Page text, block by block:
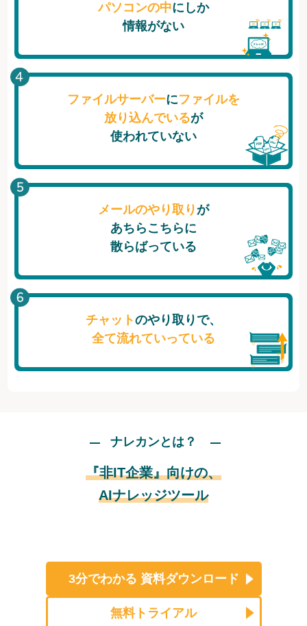
パソコンの中にしか
情報がない
ファイルサーバーにファイルを
放り込んでいるが
使われていない
メールのやり取り が
あちらこちらに
散らばっている
チャットのやり取りで、
全て流れていっている
ナレカンとは？
『非IT企業』向けの、
AIナレッジツール
3分でわかる 資料ダウンロード
無料トライアル